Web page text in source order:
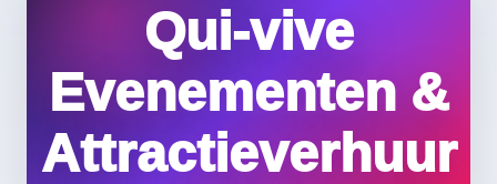
Qui-vive
Evenementen &
Attractieverhuur